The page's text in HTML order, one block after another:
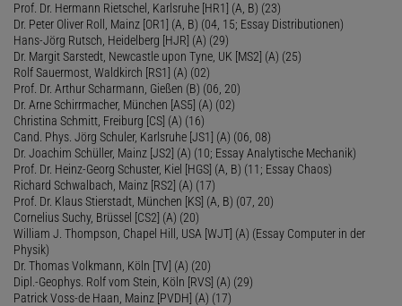
Prof. Dr. Hermann Rietschel, Karlsruhe [HR1] (A, B) (23)
Dr. Peter Oliver Roll, Mainz [OR1] (A, B) (04, 15; Essay Distributionen)
Hans-Jörg Rutsch, Heidelberg [HJR] (A) (29)
Dr. Margit Sarstedt, Newcastle upon Tyne, UK [MS2] (A) (25)
Rolf Sauermost, Waldkirch [RS1] (A) (02)
Prof. Dr. Arthur Scharmann, Gießen (B) (06, 20)
Dr. Arne Schirrmacher, München [AS5] (A) (02)
Christina Schmitt, Freiburg [CS] (A) (16)
Cand. Phys. Jörg Schuler, Karlsruhe [JS1] (A) (06, 08)
Dr. Joachim Schüller, Mainz [JS2] (A) (10; Essay Analytische Mechanik)
Prof. Dr. Heinz-Georg Schuster, Kiel [HGS] (A, B) (11; Essay Chaos)
Richard Schwalbach, Mainz [RS2] (A) (17)
Prof. Dr. Klaus Stierstadt, München [KS] (A, B) (07, 20)
Cornelius Suchy, Brüssel [CS2] (A) (20)
William J. Thompson, Chapel Hill, USA [WJT] (A) (Essay Computer in der
Physik)
Dr. Thomas Volkmann, Köln [TV] (A) (20)
Dipl.-Geophys. Rolf vom Stein, Köln [RVS] (A) (29)
Patrick Voss-de Haan, Mainz [PVDH] (A) (17)